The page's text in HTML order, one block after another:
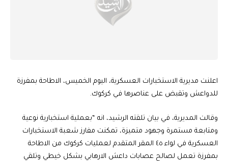
اعلنت مديرية الاستخبارات العسكرية، اليوم الخميس، الاطاحة بمفرزة
للدواعش وتقبض على عناصرها في كركوك.
وقالت المديرية، في بيان تلقته الرشيد، انه “بعملية استخبارية نوعية
ومتابعة مستمرة وجهود متميزة، تمكنت مفارز شعبة الاستخبارات
العسكرية في لواء ٤٥ المقر المتقدم لعمليات كركوك من الاطاحة
بمفرزة تعمل لصالح عصابات داعش الارهابي بشكل خيطي وتلقي